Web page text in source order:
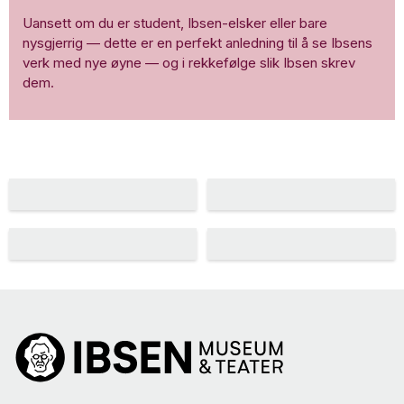
Uansett om du er student, Ibsen-elsker eller bare
nysgjerrig — dette er en perfekt anledning til å se Ibsens
verk med nye øyne — og i rekkefølge slik Ibsen skrev
dem.